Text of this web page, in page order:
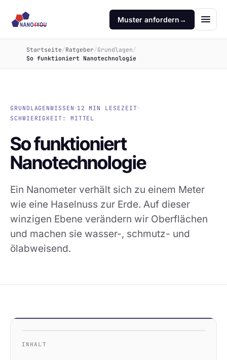
Muster anfordern→
Startseite /Ratgeber /Grundlagen /
So funktioniert Nanotechnologie
GRUNDLAGENWISSEN · 12 MIN LESEZEIT·
SCHWIERIGKEIT: MITTEL
So funktioniert
Nanotechnologie
Ein Nanometer verhält sich zu einem Meter
wie eine Haselnuss zur Erde. Auf dieser
winzigen Ebene verändern wir Oberflächen
und machen sie wasser-, schmutz- und
ölabweisend.
INHALT